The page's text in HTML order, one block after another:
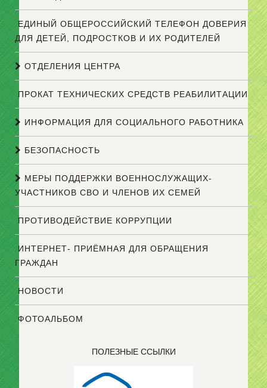
ЕДИНЫЙ ОБЩЕРОССИЙСКИЙ ТЕЛЕФОН ДОВЕРИЯ
ДЛЯ ДЕТЕЙ, ПОДРОСТКОВ И ИХ РОДИТЕЛЕЙ
ОТДЕЛЕНИЯ ЦЕНТРА
ПРОКАТ ТЕХНИЧЕСКИХ СРЕДСТВ РЕАБИЛИТАЦИИ
ИНФОРМАЦИЯ ДЛЯ СОЦИАЛЬНОГО РАБОТНИКА
БЕЗОПАСНОСТЬ
МЕРЫ ПОДДЕРЖКИ ВОЕННОСЛУЖАЩИХ-
УЧАСТНИКОВ СВО И ЧЛЕНОВ ИХ СЕМЕЙ
ПРОТИВОДЕЙСТВИЕ КОРРУПЦИИ
ИНТЕРНЕТ- ПРИЁМНАЯ ДЛЯ ОБРАЩЕНИЯ
ГРАЖДАН
НОВОСТИ
ФОТОАЛЬБОМ
ПОЛЕЗНЫЕ ССЫЛКИ